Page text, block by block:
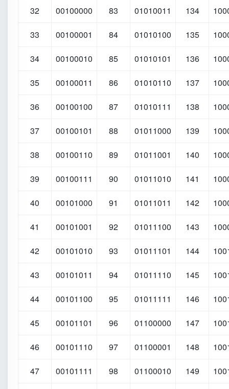
32 00100000 83 01010011 134
33 00100001 84 01010100 135
34 00100010 85 01010101 136
35 00100011 86 01010110 137
36 00100100 87 01010111 138
37 00100101 88 01011000 139
38 00100110 89 01011001 140
39 00100111 90 01011010 141
40 00101000 91 01011011 142
41 00101001 92 01011100 143
42 00101010 93 01011101 144
43 00101011 94 01011110 145
44 00101100 95 01011111 146
45 00101101 96 01100000 147
46 00101110 97 01100001 148
47 00101111 98 01100010 149